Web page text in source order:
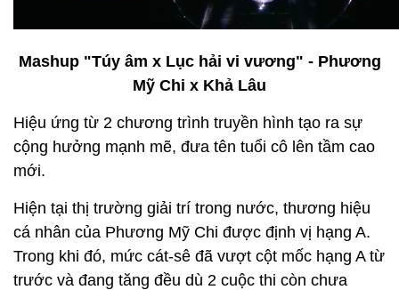
Mashup "Túy âm x Lục hải vi vương" - Phương
Mỹ Chi x Khả Lâu
Hiệu ứng từ 2 chương trình truyền hình tạo ra sự
cộng hưởng mạnh mẽ, đưa tên tuổi cô lên tầm cao
mới.
Hiện tại thị trường giải trí trong nước, thương hiệu
cá nhân của Phương Mỹ Chi được định vị hạng A.
Trong khi đó, mức cát-sê đã vượt cột mốc hạng A từ
trước và đang tăng đều dù 2 cuộc thi còn chưa